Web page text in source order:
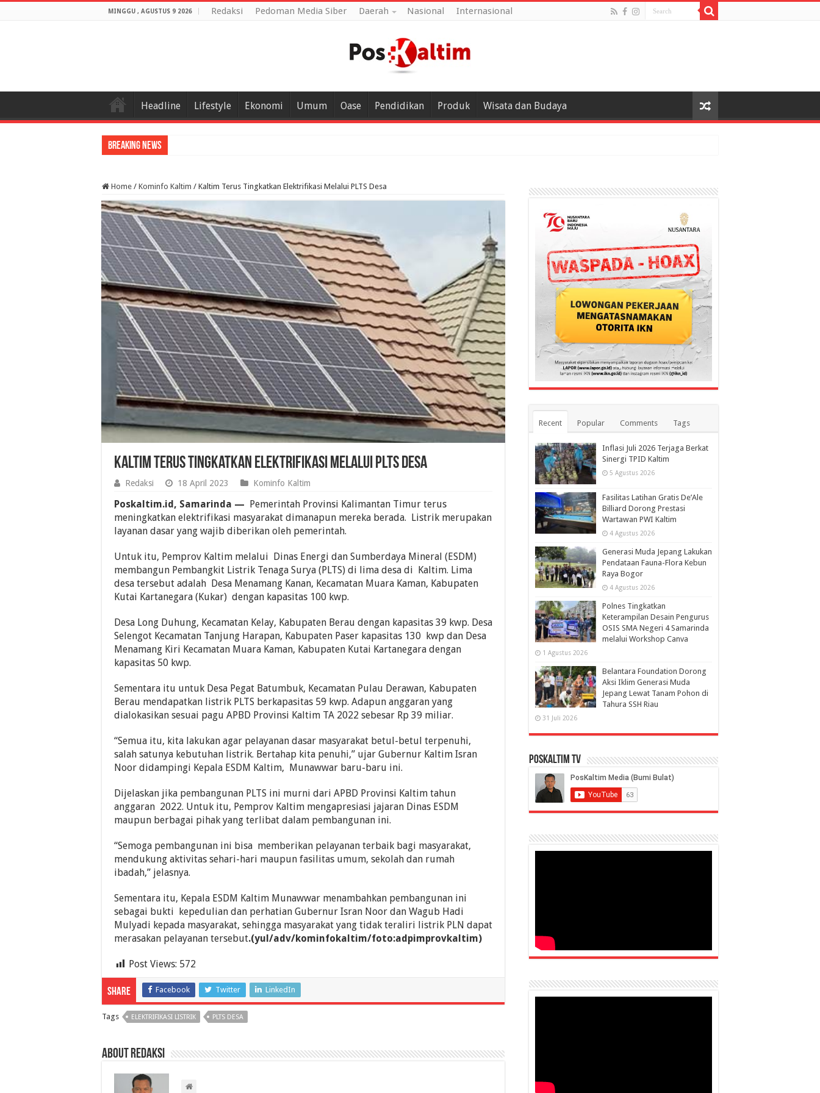
MINGGU , AGUSTUS 9 2026 Redaksi Pedoman Media Siber Daerah Nasional Internasional
Headline Lifestyle Ekonomi Umum Oase Pendidikan Produk Wisata dan Budaya
Breaking News
Home / Kominfo Kaltim / Kaltim Terus Tingkatkan Elektrifikasi Melalui PLTS Desa
Kaltim Terus Tingkatkan Elektrifikasi Melalui PLTS Desa
Redaksi 18 April 2023 Kominfo Kaltim
Poskaltim.id, Samarinda — Pemerintah Provinsi Kalimantan Timur terus
meningkatkan elektrifikasi masyarakat dimanapun mereka berada. Listrik merupakan
layanan dasar yang wajib diberikan oleh pemerintah.
Untuk itu, Pemprov Kaltim melalui Dinas Energi dan Sumberdaya Mineral (ESDM)
membangun Pembangkit Listrik Tenaga Surya (PLTS) di lima desa di Kaltim. Lima
desa tersebut adalah Desa Menamang Kanan, Kecamatan Muara Kaman, Kabupaten
Kutai Kartanegara (Kukar) dengan kapasitas 100 kwp.
Desa Long Duhung, Kecamatan Kelay, Kabupaten Berau dengan kapasitas 39 kwp. Desa
Selengot Kecamatan Tanjung Harapan, Kabupaten Paser kapasitas 130 kwp dan Desa
Menamang Kiri Kecamatan Muara Kaman, Kabupaten Kutai Kartanegara dengan
kapasitas 50 kwp.
Sementara itu untuk Desa Pegat Batumbuk, Kecamatan Pulau Derawan, Kabupaten
Berau mendapatkan listrik PLTS berkapasitas 59 kwp. Adapun anggaran yang
dialokasikan sesuai pagu APBD Provinsi Kaltim TA 2022 sebesar Rp 39 miliar.
“Semua itu, kita lakukan agar pelayanan dasar masyarakat betul-betul terpenuhi,
salah satunya kebutuhan listrik. Bertahap kita penuhi,” ujar Gubernur Kaltim Isran
Noor didampingi Kepala ESDM Kaltim, Munawwar baru-baru ini.
Dijelaskan jika pembangunan PLTS ini murni dari APBD Provinsi Kaltim tahun
anggaran 2022. Untuk itu, Pemprov Kaltim mengapresiasi jajaran Dinas ESDM
maupun berbagai pihak yang terlibat dalam pembangunan ini.
“Semoga pembangunan ini bisa memberikan pelayanan terbaik bagi masyarakat,
mendukung aktivitas sehari-hari maupun fasilitas umum, sekolah dan rumah
ibadah,” jelasnya.
Sementara itu, Kepala ESDM Kaltim Munawwar menambahkan pembangunan ini
sebagai bukti kepedulian dan perhatian Gubernur Isran Noor dan Wagub Hadi
Mulyadi kepada masyarakat, sehingga masyarakat yang tidak teraliri listrik PLN dapat
merasakan pelayanan tersebut.(yul/adv/kominfokaltim/foto:adpimprovkaltim)
Post Views: 572
Share Facebook Twitter LinkedIn
Tags ELEKTRIFIKASI LISTRIK PLTS DESA
About Redaksi
Recent Popular Comments Tags
Inflasi Juli 2026 Terjaga Berkat
Sinergi TPID Kaltim
5 Agustus 2026
Fasilitas Latihan Gratis De’Ale
Billiard Dorong Prestasi
Wartawan PWI Kaltim
4 Agustus 2026
Generasi Muda Jepang Lakukan
Pendataan Fauna-Flora Kebun
Raya Bogor
4 Agustus 2026
Polnes Tingkatkan
Keterampilan Desain Pengurus
OSIS SMA Negeri 4 Samarinda
melalui Workshop Canva
1 Agustus 2026
Belantara Foundation Dorong
Aksi Iklim Generasi Muda
Jepang Lewat Tanam Pohon di
Tahura SSH Riau
31 Juli 2026
PosKaltim TV